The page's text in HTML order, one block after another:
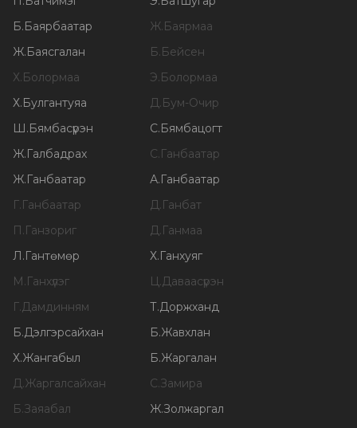
Б.Баярбаатар Ж.Баярмаа
Ж.Баясгалан Б.Бейсен
Х.Болормаа Э.Болормаа
Х.Булгантуяа Д.Бум-Очир
Ш.Бямбасүрэн С.Бямбацогт
Ж.Галбадрах С.Ганбаатар
Ж.Ганбаатар А.Ганбаатар
Г.Ганбаатар Д.Ганбат
П.Ганзориг Д.Ганмаа
Л.Гантөмөр Х.Ганхуяг
М.Ганхүлэг Ц.Даваасүрэн
Г.Дамдинням Т.Доржханд
Б.Дэлгэрсайхан Б.Жавхлан
Х.Жангабыл Б.Жаргалан
Д.Жаргалсайхан С.Замира
Б.Заяабал Ж.Золжаргал